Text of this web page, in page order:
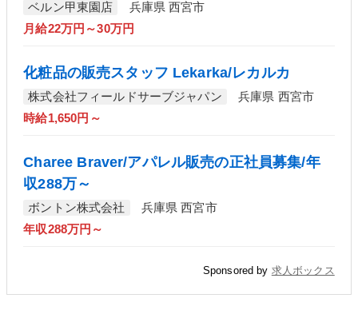
ベルン甲東園店
兵庫県 西宮市
月給22万円～30万円
化粧品の販売スタッフ Lekarka/レカルカ
株式会社フィールドサーブジャパン
兵庫県 西宮市
時給1,650円～
Charee Braver/アパレル販売の正社員募集/年
収288万～
ボントン株式会社
兵庫県 西宮市
年収288万円～
Sponsored by 求人ボックス